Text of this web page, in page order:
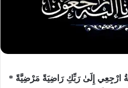
ارْجِعِي إِلَىٰ رَبِّكِ رَاضِيَةً مَرْضِيَّةً *